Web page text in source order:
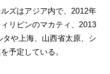
ズはアジア内で、2012年
リピンのマカティ、2013
や上海、山西省太原、シ
予定している。